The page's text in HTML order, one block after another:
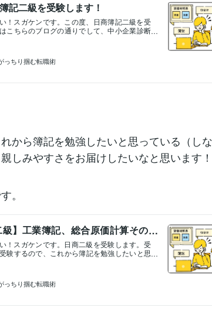
たどなたかのお役に立つかもしれない事を祈
います。 &lt;当日～自己採点編&gt; まず試験当
。・長丁場なので体が痛くなる ┗これは勉
首から腰にかけて長時間座っていると痛くな
いても大丈夫だったのにしんどいです。これ
座布団を持参しました。どれだけ効果があっ
に効果があったと思っています。 ・飽きる
ルで受験すると9時50分~17時10分、9時50分
は第一種放射線取扱主任者と第三種電気主任
らも受験は10年ほど前）、試験時間が多少長
記二級を受験します！
！スガケンです。この度、日商簿記二級を受
こちらのブログの通りでして、中小企業診断
っている方のサポートをしているのですが、
される方には簿記の資格取得をおすすめする
にあたって、私も取得しておこうという意図
者をしていたこともあるので、実務にどのく
るという目的もあります。ですので簿記二級
様子をお届けしようと思いますので、参考
、書いていきます！何か聞いてみたいことが
セージ下さい！一緒に勉強はじめますとかで
なサービスを提供しています。
っちり掴む転職術
から簿記を勉強したいと思っている（し
しみやすさをお届けしたいなと思います！
。
級】工業簿記、総合原価計算その
！スガケンです。日商二級を受験します。受
験するので、これから簿記を勉強したいと思
こちらです。工業簿記六回目の本日はこち
原価計算では製造の依頼があって製造指図
原価を計算しました。一方で総合原価計算は
月）に完成した製品の原価をまとめて計算し
量で割ることによって1個あたりの製品原価を
っちり掴む転職術